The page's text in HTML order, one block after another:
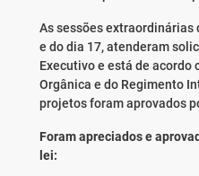
As sessões
e do dia 17, atenderam
Executivo e está de acordo
Orgânica e do Regimento
projetos foram aprovados
Foram apreciados e
lei: